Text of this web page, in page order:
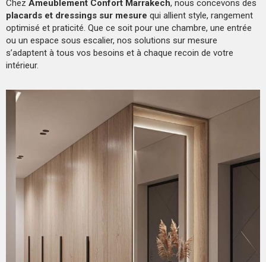
Chez Ameublement Confort Marrakech, nous concevons des
placards et dressings sur mesure qui allient style, rangement
optimisé et praticité. Que ce soit pour une chambre, une entrée
ou un espace sous escalier, nos solutions sur mesure
s’adaptent à tous vos besoins et à chaque recoin de votre
intérieur.